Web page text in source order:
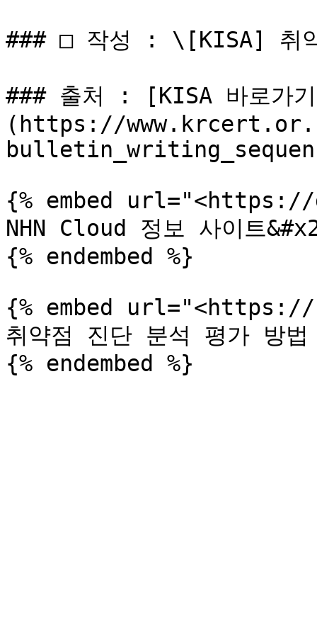
### □ 작성 : \[KISA] 취약
### 출처 : [KISA 바로가
(https://
{% embed
NHN Cloud 정보 사이트
{% endembed %}
{% embed
취약점 진단 분석 평가 방법